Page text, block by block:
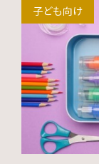
子ども向け